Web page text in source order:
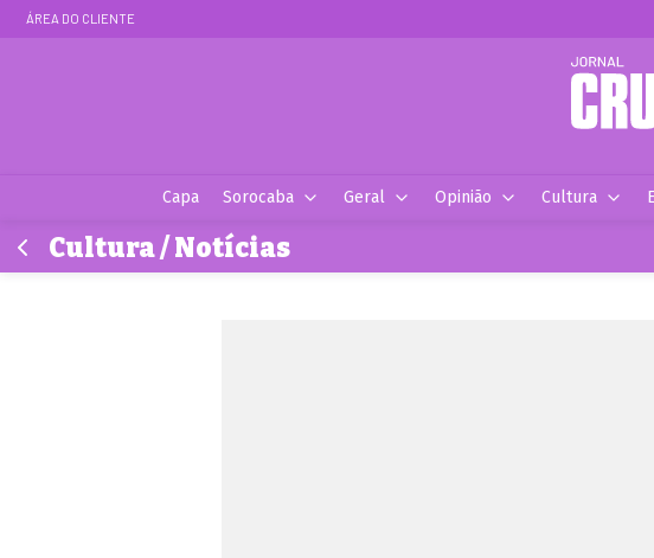
ÁREA DO CLIENTE
Capa Sorocaba Geral Opinião Cultura
Cultura / Notícias